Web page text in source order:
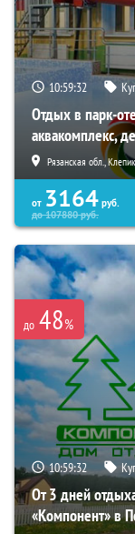
10:59:31
Отдых в парк-
аквакомплекс,
Рязанская обл.,
от 3164 руб.
до107880руб.
до 48%
10:59:31
От 3 дней
«Компонент» в